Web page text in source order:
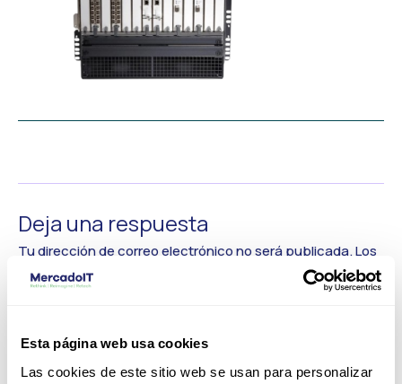
Esta página web usa cookies
Las cookies de este sitio web se usan para personalizar
Deja una respuesta
Tu dirección de correo electrónico no será publicada.Los
campos obligatorios están marcados con